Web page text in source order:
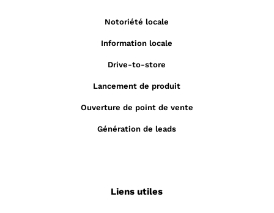
Notoriété locale
Information locale
Drive-to-store
Lancement de produit
Ouverture de point de vente
Génération de leads
Liens utiles